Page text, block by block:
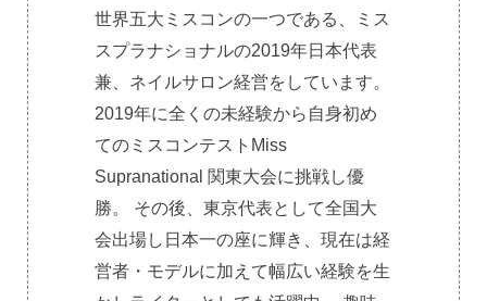
世界五大ミスコンの一つである、ミス
スプラナショナルの2019年日本代表
兼、ネイルサロン経営をしています。
2019年に全くの未経験から自身初め
てのミスコンテストMiss
Supranational 関東大会に挑戦し優
勝。 その後、東京代表として全国大
会出場し日本一の座に輝き、現在は経
営者・モデルに加えて幅広い経験を生